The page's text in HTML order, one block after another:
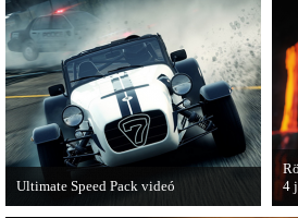
A PC Guru "Kritikai és anyagi bukások"
című cikksorozatának utolsó részét
olvashatjuk.
Ultimate Speed Pack videó
4